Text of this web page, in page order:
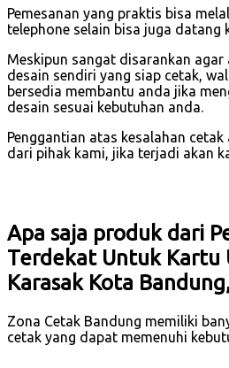
Pemesanan yang praktis bisa
telephone selain bisa juga datang
Meskipun sangat disarankan
desain sendiri yang siap cetak,
bersedia membantu anda jika
desain sesuai kebutuhan anda.
Penggantian atas kesalahan
dari pihak kami, jika terjadi akan
Apa saja produk dari
Terdekat Untuk Kartu
Karasak Kota
Zona Cetak Bandung memiliki
cetak yang dapat memenuhi